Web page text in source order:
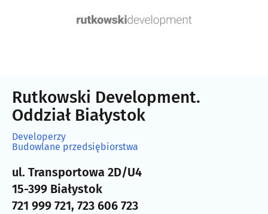
Rutkowski Development.
Oddział Białystok
Developerzy
Budowlane przedsiębiorstwa
ul. Transportowa 2D/U4
15-399 Białystok
721 999 721, 723 606 723